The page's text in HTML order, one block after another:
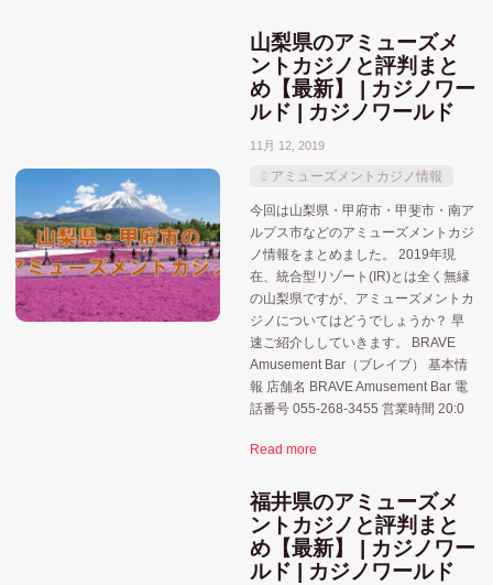
山梨県のアミューズメ
ントカジノと評判まと
め【最新】 | カジノワー
ルド | カジノワールド
11月 12, 2019
アミューズメントカジノ情報
今回は山梨県・甲府市・甲斐市・南ア
ルプス市などのアミューズメントカジ
ノ情報をまとめました。 2019年現
在、統合型リゾート(IR)とは全く無縁
の山梨県ですが、アミューズメントカ
ジノについてはどうでしょうか？ 早
速ご紹介ししていきます。 BRAVE
Amusement Bar（ブレイブ） 基本情
報 店舗名 BRAVE Amusement Bar 電
話番号 055-268-3455 営業時間 20:0
Read more
福井県のアミューズメ
ントカジノと評判まと
め【最新】 | カジノワー
ルド | カジノワールド